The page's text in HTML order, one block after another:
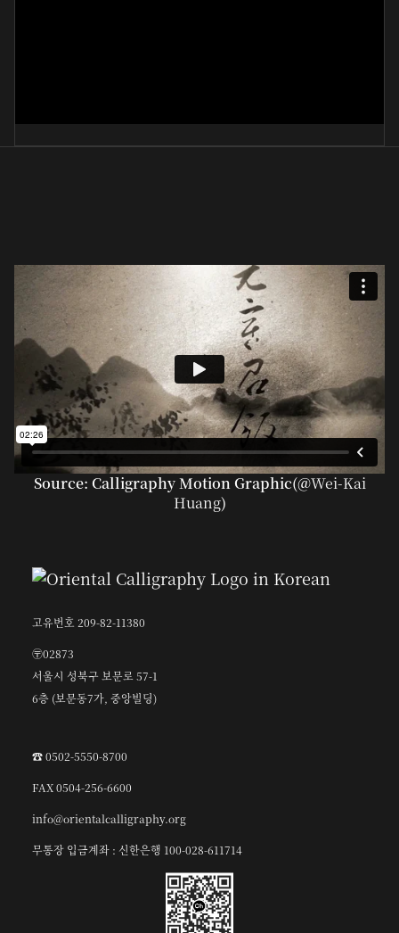
Source: Calligraphy Motion Graphic(@Wei-Kai
Huang)
고유번호 209-82-11380
〶02873
서울시 성북구 보문로 57-1
6층 (보문동7가, 중앙빌딩)
☎︎ 0502-5550-8700
FAX 0504-256-6600
info@orientalcalligraphy.org
무통장 입금계좌 : 신한은행 100-028-611714